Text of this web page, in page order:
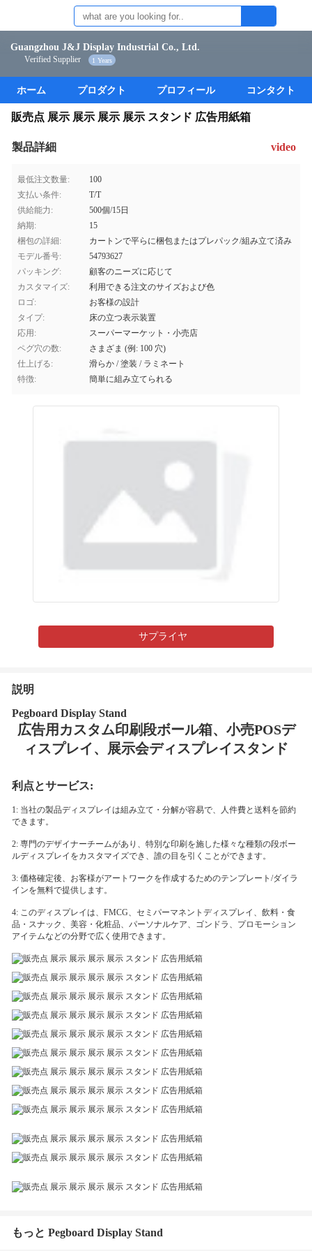
Guangzhou J&J Display Industrial Co., Ltd.
Verified Supplier 1 Years
ホーム プロダクト プロフィール コンタクト
販売点 展示 展示 展示 展示 スタンド 広告用紙箱
製品詳細 video
最低注文数量:
100
支払い条件:
T/T
供給能力:
500個/15日
納期:
15
梱包の詳細:
カートンで平らに梱包またはプレパック/組み立て済み
モデル番号:
54793627
パッキング:
顧客のニーズに応じて
カスタマイズ:
利用できる注文のサイズおよび色
ロゴ:
お客様の設計
タイプ:
床の立つ表示装置
応用:
スーパーマーケット・小売店
ペグ穴の数:
さまざま (例: 100 穴)
仕上げる:
滑らか / 塗装 / ラミネート
特徴:
簡単に組み立てられる
サプライヤ
説明
Pegboard Display Stand
広告用カスタム印刷段ボール箱、小売POSデ
ィスプレイ、展示会ディスプレイスタンド
利点とサービス:
1: 当社の製品ディスプレイは組み立て・分解が容易で、人件費と送料を節約
できます。
2: 専門のデザイナーチームがあり、特別な印刷を施した様々な種類の段ボー
ルディスプレイをカスタマイズでき、誰の目を引くことができます。
3: 価格確定後、お客様がアートワークを作成するためのテンプレート/ダイラ
インを無料で提供します。
4: このディスプレイは、FMCG、セミパーマネントディスプレイ、飲料・食
品・スナック、美容・化粧品、パーソナルケア、ゴンドラ、プロモーション
アイテムなどの分野で広く使用できます。
もっと Pegboard Display Stand